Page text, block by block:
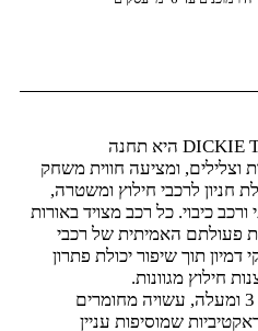
תחנת חילוץ SOS מבית DICKIE TOYS היא תחנה
וצלילים, ומציעה חווית משחק
חניון לרכבי חילוץ ומשטרה,
כיבוי. כל רכב מצויד באורות
פעולתם האמיתית של רכבי
תוך שיפור יכולת פתרון
חילוץ מגוונות.
התחנה מתאימה לילדים מגיל 3 ומעלה, עשויה מחומרים
שמוסיפות עניין